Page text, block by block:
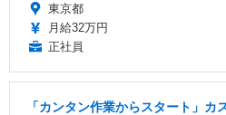
東京都
月給32万円
正社員
「カンタン作業からスタート」カ